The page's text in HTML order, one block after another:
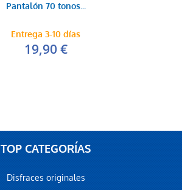
Pantalón 70 tonos...
Entrega 3-10 días
19,90 €
TOP CATEGORÍAS
Disfraces originales